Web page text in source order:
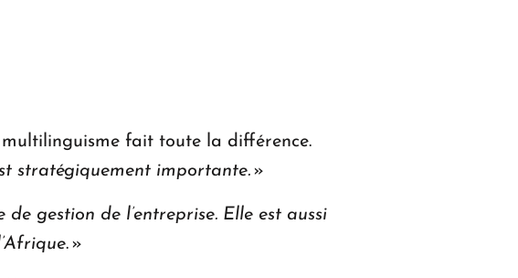
fait toute la différence.
stratégiquement importante. »
de gestion de l’entreprise. Elle est aussi
. »